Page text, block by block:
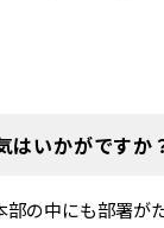
はいかがですか
部の中にも部署が